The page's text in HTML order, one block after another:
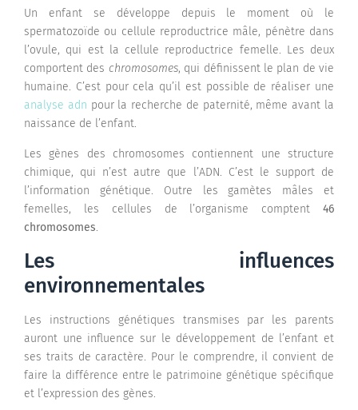
Un enfant se développe depuis le moment où le
spermatozoïde ou cellule reproductrice mâle, pénètre dans
l’ovule, qui est la cellule reproductrice femelle. Les deux
comportent des chromosomes, qui définissent le plan de vie
humaine. C’est pour cela qu’il est possible de réaliser une
analyse adn pour la recherche de paternité, même avant la
naissance de l’enfant.
Les gènes des chromosomes contiennent une structure
chimique, qui n’est autre que l’ADN. C’est le support de
l’information génétique. Outre les gamètes mâles et
femelles, les cellules de l’organisme comptent 46
chromosomes.
Les influences
environnementales
Les instructions génétiques transmises par les parents
auront une influence sur le développement de l’enfant et
ses traits de caractère. Pour le comprendre, il convient de
faire la différence entre le patrimoine génétique spécifique
et l’expression des gènes.